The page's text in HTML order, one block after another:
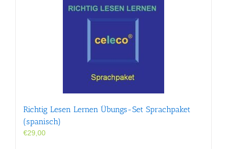
Richtig Lesen Lernen Übungs-Set Sprachpaket
(spanisch)
€29,00